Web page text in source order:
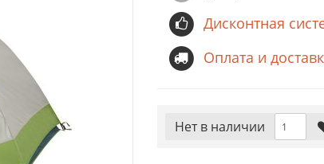
Дисконтная
Оплата и
Нет в наличии